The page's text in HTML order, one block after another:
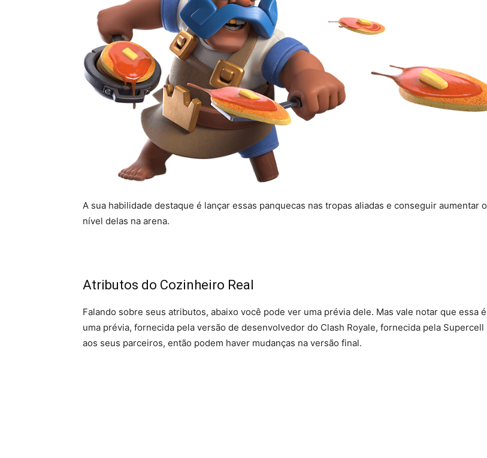
A sua habilidade destaque é lançar essas panquecas nas tropas aliadas e conseguir aumentar o
nível delas na arena.
Atributos do Cozinheiro Real
Falando sobre seus atributos, abaixo você pode ver uma prévia dele. Mas vale notar que essa é
uma prévia, fornecida pela versão de desenvolvedor do Clash Royale, fornecida pela Supercell
aos seus parceiros, então podem haver mudanças na versão final.